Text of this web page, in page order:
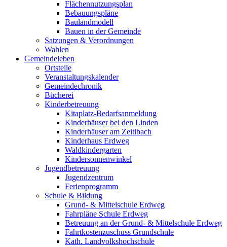
Flächennutzungsplan
Bebauungspläne
Baulandmodell
Bauen in der Gemeinde
Satzungen & Verordnungen
Wahlen
Gemeindeleben
Ortsteile
Veranstaltungskalender
Gemeindechronik
Bücherei
Kinderbetreuung
Kitaplatz-Bedarfsanmeldung
Kinderhäuser bei den Linden
Kinderhäuser am Zeitlbach
Kinderhaus Erdweg
Waldkindergarten
Kindersonnenwinkel
Jugendbetreuung
Jugendzentrum
Ferienprogramm
Schule & Bildung
Grund- & Mittelschule Erdweg
Fahrpläne Schule Erdweg
Betreuung an der Grund- & Mittelschule Erdweg
Fahrtkostenzuschuss Grundschule
Kath. Landvolkshochschule